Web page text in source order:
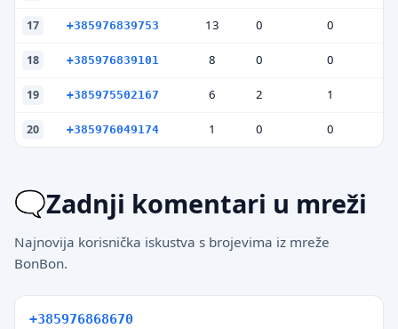
17 +385976839753 13 0 0
18 +385976839101 8 0 0
19 +385975502167 6 2 1
20 +385976049174 1 0 0
Zadnji komentari u mreži
Najnovija korisnička iskustva s brojevima iz mreže
BonBon.
+385976868670